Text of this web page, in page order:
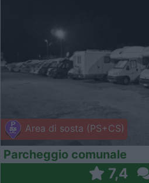
Area di sosta (PS+CS)
Parcheggio comunale
7,4